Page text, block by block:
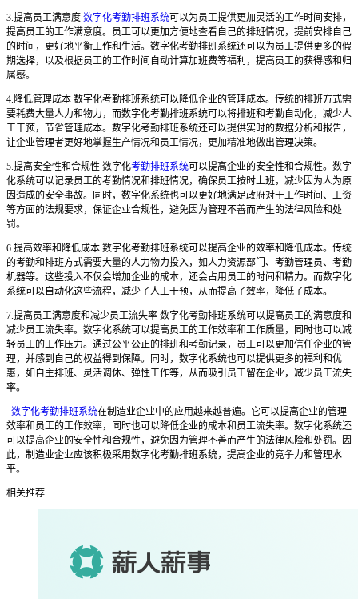
3.提高员工满意度 数字化考勤排班系统可以为员工提供更加灵活的工作时间安排，
提高员工的工作满意度。员工可以更加方便地查看自己的排班情况，提前安排自己
的时间，更好地平衡工作和生活。数字化考勤排班系统还可以为员工提供更多的假
期选择，以及根据员工的工作时间自动计算加班费等福利，提高员工的获得感和归
属感。
4.降低管理成本 数字化考勤排班系统可以降低企业的管理成本。传统的排班方式需
要耗费大量人力和物力，而数字化考勤排班系统可以将排班和考勤自动化，减少人
工干预，节省管理成本。数字化考勤排班系统还可以提供实时的数据分析和报告，
让企业管理者更好地掌握生产情况和员工情况，更加精准地做出管理决策。
5.提高安全性和合规性 数字化考勤排班系统可以提高企业的安全性和合规性。数字
化系统可以记录员工的考勤情况和排班情况，确保员工按时上班，减少因为人为原
因造成的安全事故。同时，数字化系统也可以更好地满足政府对于工作时间、工资
等方面的法规要求，保证企业合规性，避免因为管理不善而产生的法律风险和处
罚。
6.提高效率和降低成本 数字化考勤排班系统可以提高企业的效率和降低成本。传统
的考勤和排班方式需要大量的人力物力投入，如人力资源部门、考勤管理员、考勤
机器等。这些投入不仅会增加企业的成本，还会占用员工的时间和精力。而数字化
系统可以自动化这些流程，减少了人工干预，从而提高了效率，降低了成本。
7.提高员工满意度和减少员工流失率 数字化考勤排班系统可以提高员工的满意度和
减少员工流失率。数字化系统可以提高员工的工作效率和工作质量，同时也可以减
轻员工的工作压力。通过公平公正的排班和考勤记录，员工可以更加信任企业的管
理，并感到自己的权益得到保障。同时，数字化系统也可以提供更多的福利和优
惠，如自主排班、灵活调休、弹性工作等，从而吸引员工留在企业，减少员工流失
率。
数字化考勤排班系统在制造业企业中的应用越来越普遍。它可以提高企业的管理
效率和员工的工作效率，同时也可以降低企业的成本和员工流失率。数字化系统还
可以提高企业的安全性和合规性，避免因为管理不善而产生的法律风险和处罚。因
此，制造业企业应该积极采用数字化考勤排班系统，提高企业的竞争力和管理水
平。
相关推荐